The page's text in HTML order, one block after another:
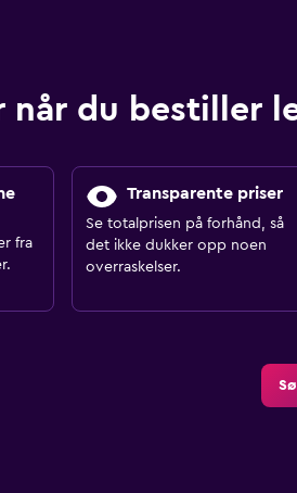
når du bestiller
fra
Transparente priser
Se totalprisen på forhånd, så
det ikke dukker opp noen
overraskelser.